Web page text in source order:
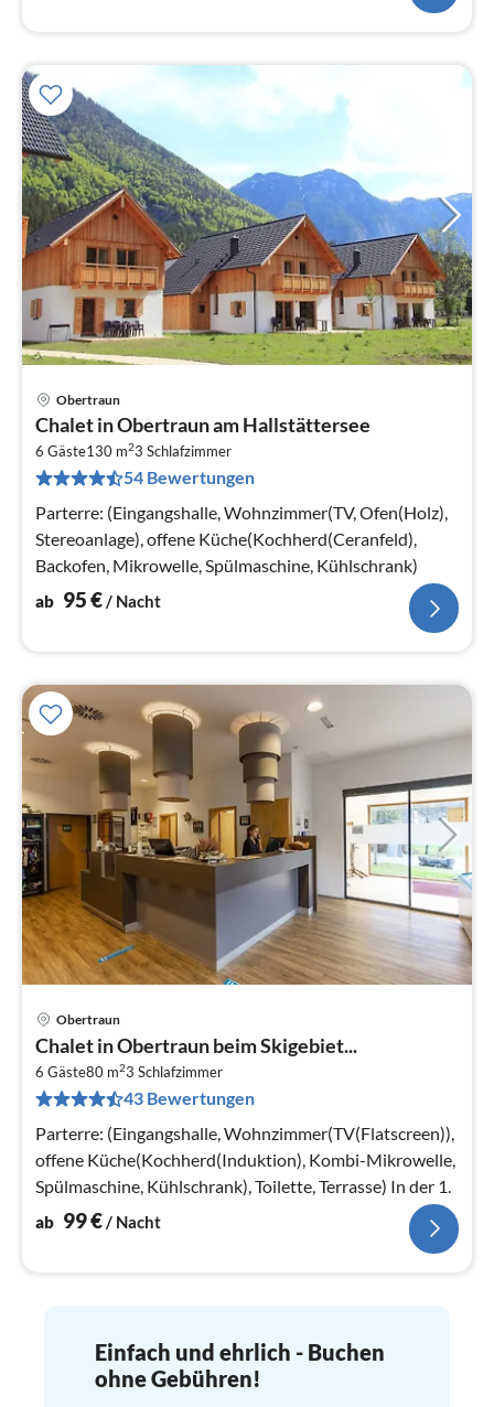
Obertraun
Chalet in Obertraun am Hallstättersee
6 Gäste130 m23 Schlafzimmer
54 Bewertungen
Parterre: (Eingangshalle, Wohnzimmer(TV, Ofen(Holz),
Stereoanlage), offene Küche(Kochherd(Ceranfeld),
Backofen, Mikrowelle, Spülmaschine, Kühlschrank)
ab 95€/ Nacht
Obertraun
Chalet in Obertraun beim Skigebiet...
6 Gäste80 m23 Schlafzimmer
43 Bewertungen
Parterre: (Eingangshalle, Wohnzimmer(TV(Flatscreen)),
offene Küche(Kochherd(Induktion), Kombi-Mikrowelle,
Spülmaschine, Kühlschrank), Toilette, Terrasse) In der 1.
ab 99€/ Nacht
Einfach und ehrlich - Buchen
ohne Gebühren!